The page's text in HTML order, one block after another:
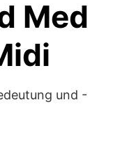
Med
und -